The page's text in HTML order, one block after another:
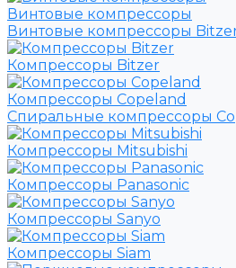
Винтовые компрессоры
Винтовые компрессоры
Компрессоры Bitzer
Компрессоры Copeland
Спиральные компрессоры
Компрессоры Mitsubishi
Компрессоры Panasonic
Компрессоры Sanyo
Компрессоры Siam